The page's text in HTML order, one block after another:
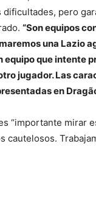
pero
“Son equipos
una Lazio
equipo que intente
jugador. Las
en
“importante mirar
cautelosos.